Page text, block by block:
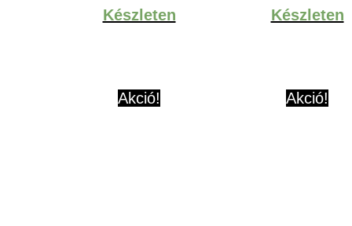
was:
Készleten
was:
Készleten
Akció! Akció!